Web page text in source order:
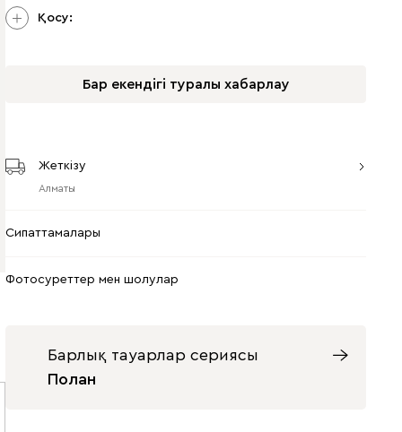
Қосу:
Бар екендігі туралы хабарлау
Жеткізу
Алматы
Сипаттамалары
Фотосуреттер мен шолулар
Барлық тауарлар сериясы
Полан